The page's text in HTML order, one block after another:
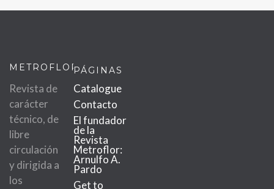
METROFLOR
Revista de
carácter
técnico, de
libre
circulación
y dirigida a
los
PÁGINAS
Catalogue
Contacto
El fundador
de la
Revista
Metroflor:
Arnulfo A.
Pardo
Get to